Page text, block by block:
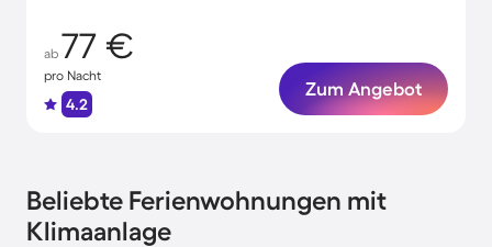
ab 77 €
pro Nacht
4.2
Zum Angebot
Beliebte Ferienwohnungen mit
Klimaanlage